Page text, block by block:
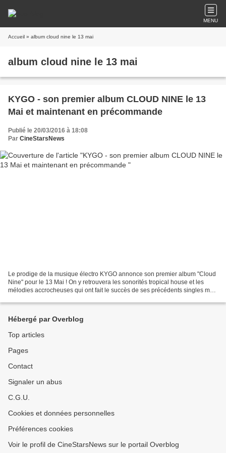
MENU
Accueil » album cloud nine le 13 mai
album cloud nine le 13 mai
KYGO - son premier album CLOUD NINE le 13
Mai et maintenant en précommande
Publié le 20/03/2016 à 18:08
Par CineStarsNews
Le prodige de la musique électro KYGO annonce son premier album "Cloud
Nine" pour le 13 Mai ! On y retrouvera les sonorités tropical house et les
mélodies accrocheuses qui ont fait le succès de ses précédents singles mais
Hébergé par Overblog
Top articles
Pages
Contact
Signaler un abus
C.G.U.
Cookies et données personnelles
Préférences cookies
Voir le profil de CineStarsNews sur le portail Overblog